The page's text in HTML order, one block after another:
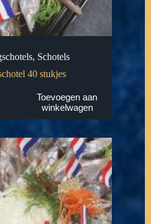
, Schotels
40 stukjes
Toevoegen aan
winkelwagen